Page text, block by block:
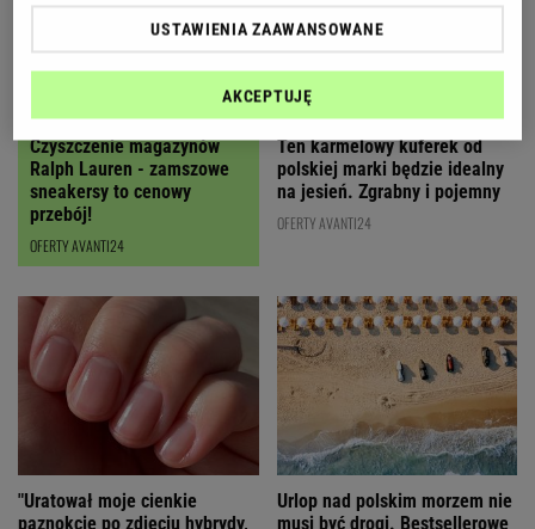
Czyszczenie magazynów
Ralph Lauren - zamszowe
sneakersy to cenowy
przebój!
OFERTY AVANTI24
Ten karmelowy kuferek od
polskiej marki będzie idealny
na jesień. Zgrabny i pojemny
OFERTY AVANTI24
"Uratował moje cienkie
paznokcie po zdjęciu hybrydy,
Urlop nad polskim morzem nie
musi być drogi. Bestsellerowe
USTAWIENIA ZAAWANSOWANE
AKCEPTUJĘ